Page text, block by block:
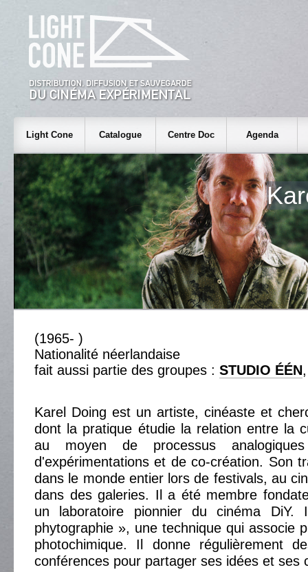
Light Cone Catalogue Centre Doc Agenda
(1965- )
Nationalité néerlandaise
fait aussi partie des groupes : STUDIO ÉÉN
Karel Doing est un artiste, cinéaste et
dont la pratique étudie la relation entre la
au moyen de processus
d'expérimentations et de co-création. Son
dans le monde entier lors de festivals, au
dans des galeries. Il a été membre
un laboratoire pionnier du cinéma
phytographie », une technique qui associe
photochimique. Il donne régulièrement
conférences pour partager ses idées et ses